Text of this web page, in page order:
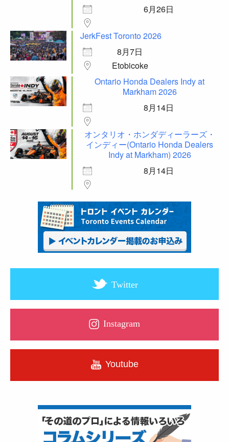
6月26日
JerkFest Toronto 2026
8月7日
Etobicoke
Ontario Honda Dealers Indy at
Markham 2026
8月14日
オンタリオ・ホンダディーラーズ・
インディー(Ontario Honda Dealers
Indy at Markham) 2026
8月14日
Twitter
Instagram
Youtube